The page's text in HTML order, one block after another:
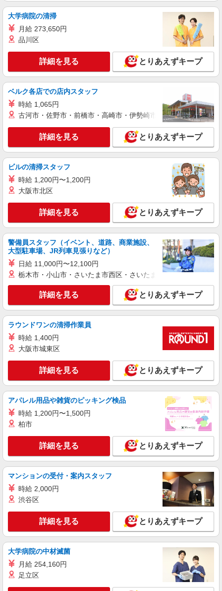
大学病院の清掃
月給 273,650円
品川区
詳細を見る とりあえずキープ
ベルク各店での店内スタッフ
時給 1,065円
古河市・佐野市・前橋市・高崎市・伊勢崎市・太田市・館林市
詳細を見る とりあえずキープ
ビルの清掃スタッフ
時給 1,200円〜1,200円
大阪市北区
詳細を見る とりあえずキープ
警備員スタッフ（イベント、道路、商業施設、
大型駐車場、JR列車見張りなど）
日給 11,000円〜12,100円
栃木市・小山市・さいたま市西区・さいたま市岩槻区・久喜市・
詳細を見る とりあえずキープ
ラウンドワンの清掃作業員
時給 1,400円
大阪市城東区
詳細を見る とりあえずキープ
アパレル用品や雑貨のピッキング検品
時給 1,200円〜1,500円
柏市
詳細を見る とりあえずキープ
マンションの受付・案内スタッフ
時給 2,000円
渋谷区
詳細を見る とりあえずキープ
大学病院の中材滅菌
月給 254,160円
足立区